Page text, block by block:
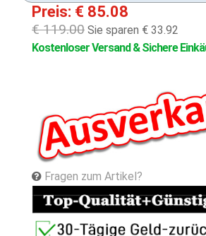
Preis: € 85.08
€ 119.00 Sie sparen € 33.92
Kostenloser Versand & Sichere
Fragen zum Artikel?